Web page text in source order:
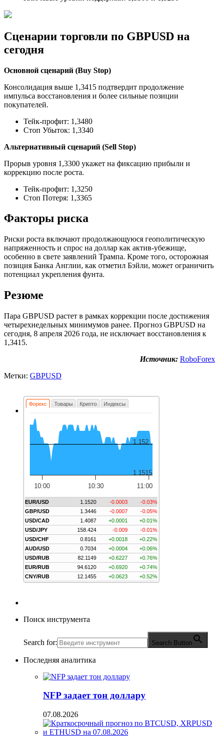
Сценарии торговли по GBPUSD на
сегодня
Основной сценарий (Buy Stop)
Консолидация выше 1,3415 подтвердит продолжение
импульса восстановления и более сильные позиции
покупателей.
Тейк-профит: 1,3480
Стоп Убыток: 1,3340
Альтернативный сценарий (Sell Stop)
Прорыв уровня 1,3300 укажет на фиксацию прибыли и
коррекцию после роста.
Тейк-профит: 1,3250
Стоп Потеря: 1,3365
Факторы риска
Риски роста включают продолжающуюся геополитическую
напряженность и спрос на доллар как актив-убежище,
особенно в свете заявлений Трампа. Кроме того, осторожная
позиция Банка Англии, как отметил Бэйли, может ограничить
потенциал укрепления фунта.
Резюме
Пара GBPUSD растет в рамках коррекции после достижения
четырехнедельных минимумов ранее. Прогноз GBPUSD на
сегодня, 8 апреля 2026 года, не исключает восстановления к
1,3415.
Источник: RoboForex
Метки: GBPUSD
Форекс Товары Крипто Индексы
10:00 10:30 11:00
1.1515
1.152
EUR/USD 1.1520 -0.0003
-0.03%
GBP/USD
1.3446 -0.0007
-0.05%
USD/CAD
1.4087 +0.0001
+0.01%
USD/JPY
158.424 -0.009
-0.01%
USD/CHF
0.8161 +0.0018
+0.22%
AUD/USD
0.7034 +0.0004
+0.06%
USD/RUB
82.1149 +0.6227
+0.76%
EUR/RUB
94.6120 +0.6920
+0.74%
CNY/RUB
12.1455 +0.0623 +0.52%
Поиск инструмента
Search for: Search Button
Последняя аналитика
NFP задает тон доллару
07.08.2026